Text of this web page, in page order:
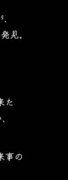
見。
た
事の